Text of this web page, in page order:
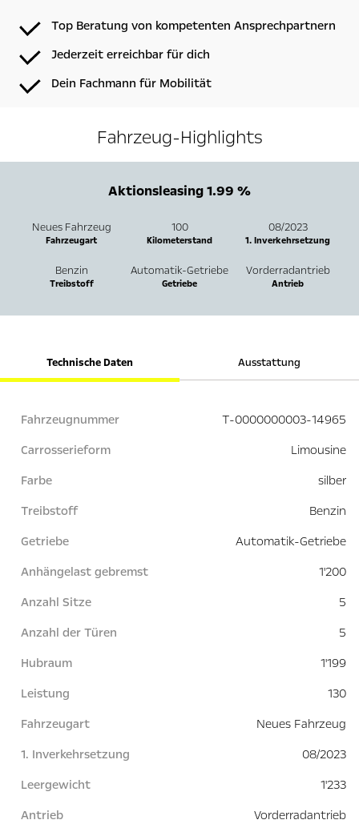
Top Beratung von kompetenten Ansprechpartnern
Jederzeit erreichbar für dich
Dein Fachmann für Mobilität
Fahrzeug-Highlights
Aktionsleasing 1.99 %
Neues Fahrzeug
Fahrzeugart
100
Kilometerstand
08/2023
1. Inverkehrsetzung
Benzin
Treibstoff
Automatik-Getriebe
Getriebe
Vorderradantrieb
Antrieb
Technische Daten Ausstattung
Fahrzeugnummer
T-0000000003-14965
Carrosserieform
Limousine
Farbe
silber
Treibstoff
Benzin
Getriebe
Automatik-Getriebe
Anhängelast gebremst
1'200
Anzahl Sitze
5
Anzahl der Türen
5
Hubraum
1'199
Leistung
130
Fahrzeugart
Neues Fahrzeug
1. Inverkehrsetzung
08/2023
Leergewicht
1'233
Antrieb
Vorderradantrieb